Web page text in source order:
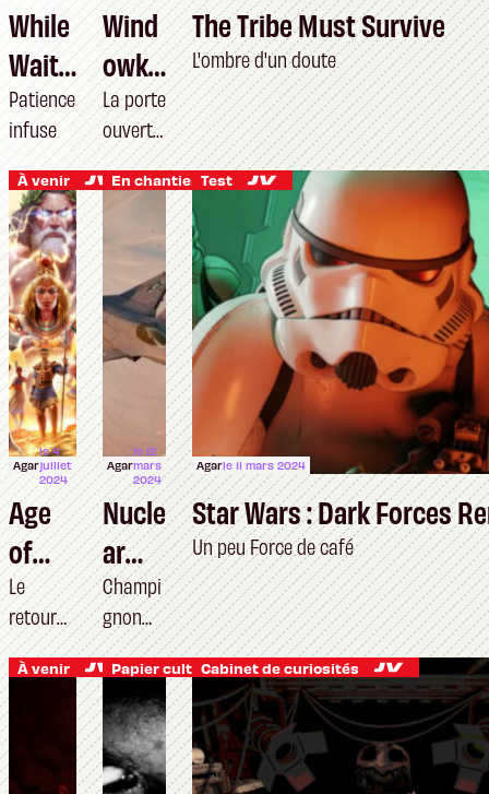
While
Waiti
ng
Patience
infuse
À venir
Agar
le 4
juillet
2024
Age
of
Myth
ology
Retol
Le
retour
de la
momie
À venir
Wind
owkil
l
La porte
ouverte
à
toutes
fenêtre
The Tribe Must Survive
L'ombre d'un doute
En chantier
Agar
le 12
mars
2024
Nucle
ar
Optio
n
Champi
gnon
magiqu
e
Test
Agarle 11 mars 2024
Star Wars : Dark Forces
Un peu Force de café
Papier cultureCabinet de curiosités